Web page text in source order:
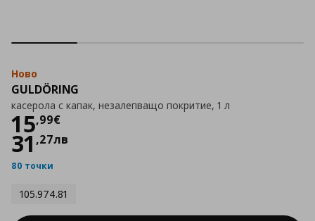
Ново
GULDÖRING
касерола с капак, незалепващо покритие, 1 л
15,99€
Цена
31 ,27лв
80 точки
105.974.81